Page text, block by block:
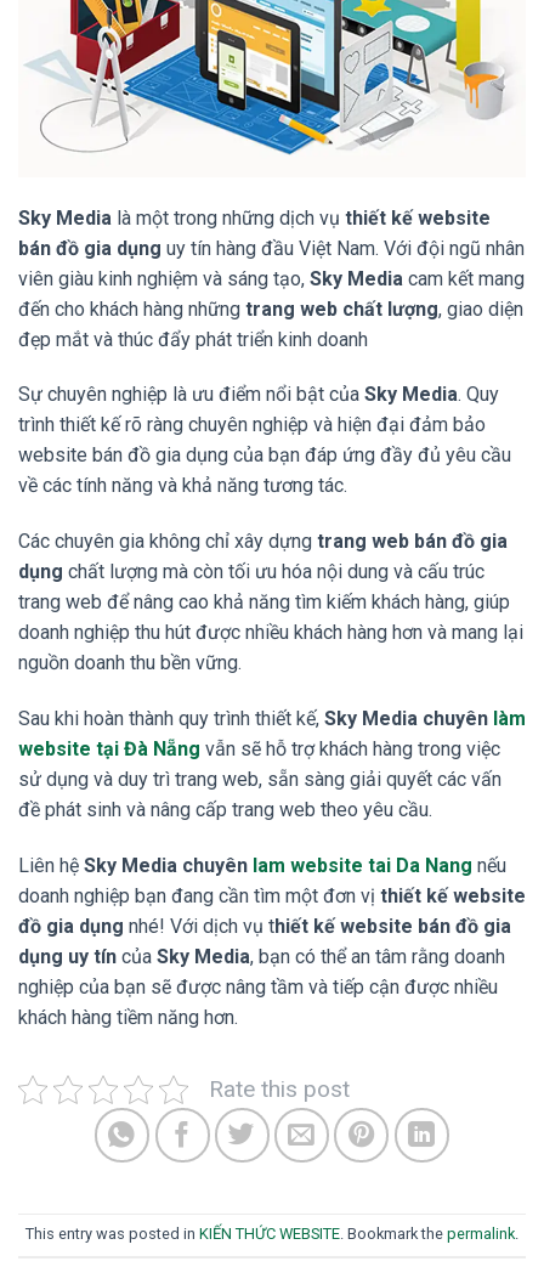
Sky Media là một trong những dịch vụ thiết kế website
bán đồ gia dụng uy tín hàng đầu Việt Nam. Với đội ngũ nhân
viên giàu kinh nghiệm và sáng tạo, Sky Media cam kết mang
đến cho khách hàng những trang web chất lượng, giao diện
đẹp mắt và thúc đẩy phát triển kinh doanh
Sự chuyên nghiệp là ưu điểm nổi bật của Sky Media. Quy
trình thiết kế rõ ràng chuyên nghiệp và hiện đại đảm bảo
website bán đồ gia dụng của bạn đáp ứng đầy đủ yêu cầu
về các tính năng và khả năng tương tác.
Các chuyên gia không chỉ xây dựng trang web bán đồ gia
dụng chất lượng mà còn tối ưu hóa nội dung và cấu trúc
trang web để nâng cao khả năng tìm kiếm khách hàng, giúp
doanh nghiệp thu hút được nhiều khách hàng hơn và mang lại
nguồn doanh thu bền vững.
Sau khi hoàn thành quy trình thiết kế, Sky Media chuyên làm
website tại Đà Nẵng vẫn sẽ hỗ trợ khách hàng trong việc
sử dụng và duy trì trang web, sẵn sàng giải quyết các vấn
đề phát sinh và nâng cấp trang web theo yêu cầu.
Liên hệ Sky Media chuyên lam website tai Da Nang nếu
doanh nghiệp bạn đang cần tìm một đơn vị thiết kế website
đồ gia dụng nhé! Với dịch vụ thiết kế website bán đồ gia
dụng uy tín của Sky Media, bạn có thể an tâm rằng doanh
nghiệp của bạn sẽ được nâng tầm và tiếp cận được nhiều
khách hàng tiềm năng hơn.
Rate this post
This entry was posted in KIẾN THỨC WEBSITE. Bookmark the permalink.